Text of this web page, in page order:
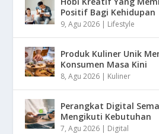
Positif Bagi Kehidupan
9, Agu 2026 | Lifestyle
Produk Kuliner Unik
Konsumen Masa Kini
8, Agu 2026 | Kuliner
Perangkat Digital
Mengikuti Kebutuhan
7, Agu 2026 | Digital